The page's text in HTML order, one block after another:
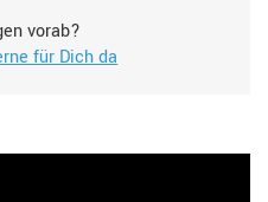
vorab?
für Dich da